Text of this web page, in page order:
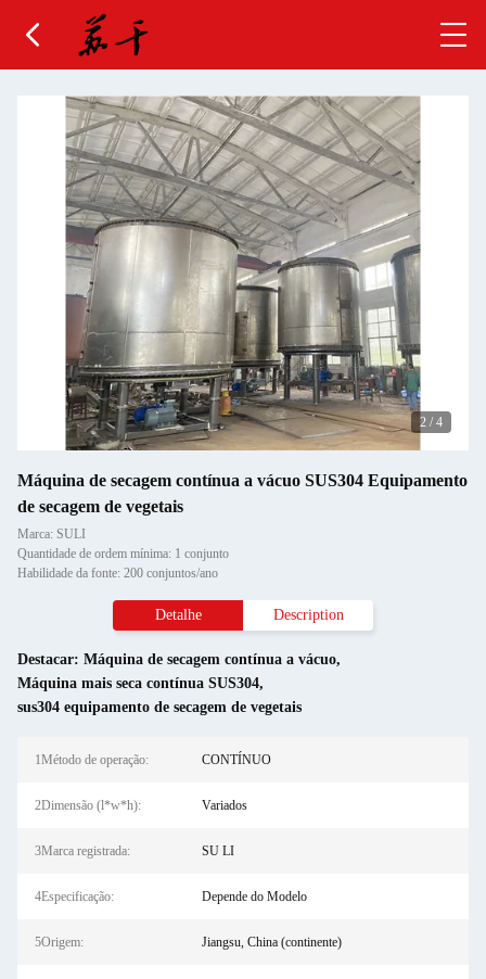
2 / 4
Máquina de secagem contínua a vácuo SUS304 Equipamento
de secagem de vegetais
Marca: SULI
Quantidade de ordem mínima: 1 conjunto
Habilidade da fonte: 200 conjuntos/ano
Detalhe Description
Destacar: Máquina de secagem contínua a vácuo,
Máquina mais seca contínua SUS304,
sus304 equipamento de secagem de vegetais
1Método de operação: CONTÍNUO
2Dimensão (l*w*h): Variados
3Marca registrada: SU LI
4Especificação: Depende do Modelo
5Origem: Jiangsu, China (continente)